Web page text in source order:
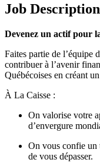
Job Description
Devenez un actif pour
Faites partie de l’équipe
contribuer à l’avenir
Québécoises en créant
À La Caisse :
On valorise votre
d’envergure
On vous confie un
de vous dépasser.